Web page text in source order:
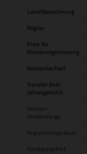
Land/Bezeichnung
Region
Preis für
Domainregistrierung
Domainlaufzeit
Transfer (inkl.
Jahresgebühr)
Domain-
Mindestlänge
Registrierungsdauer
Kündigungsfrist